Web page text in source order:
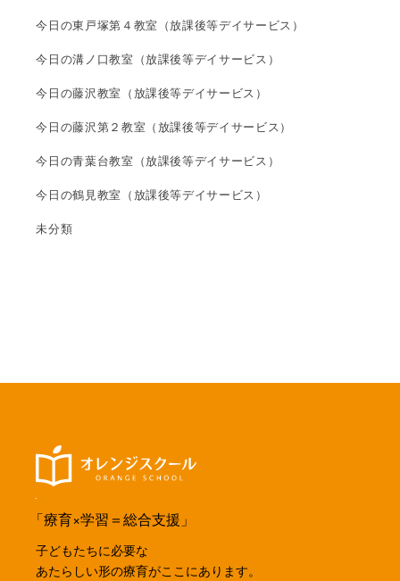
今日の東戸塚第４教室（放課後等デイサービス）
今日の溝ノ口教室（放課後等デイサービス）
今日の藤沢教室（放課後等デイサービス）
今日の藤沢第２教室（放課後等デイサービス）
今日の青葉台教室（放課後等デイサービス）
今日の鶴見教室（放課後等デイサービス）
未分類
「療育×学習＝総合支援」
子どもたちに必要な
あたらしい形の療育がここにあります。